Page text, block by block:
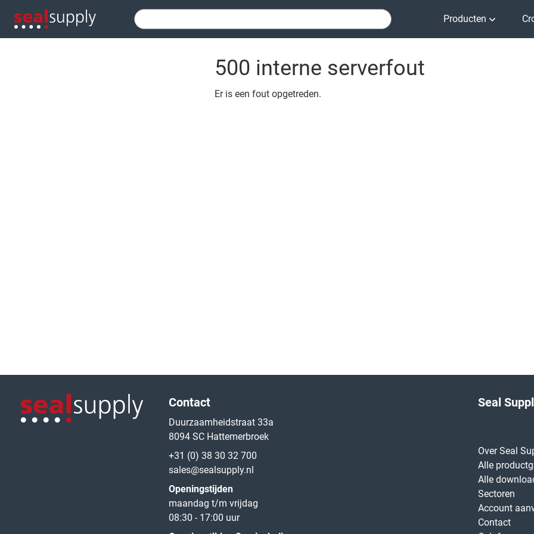
Producten
500 interne serverfout
Er is een fout opgetreden.
Contact
Duurzaamheidstraat 33a
8094 SC Hattemerbroek
+31 (0) 38 30 32 700
sales@sealsupply.nl
Openingstijden
maandag t/m vrijdag
08:30 - 17:00 uur
Seal
Over Seal
Alle
Alle
Sectoren
Account
Contact
Logo van de website